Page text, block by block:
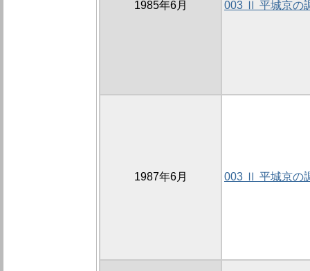
1985年6月 003 Ⅱ 平城京の
1987年6月 003 Ⅱ 平城京の